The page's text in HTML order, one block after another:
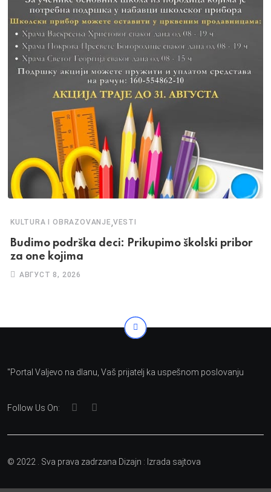
KULTURA I OBRAZOVANJE ,VESTI
Budimo podrška deci: Prikupimo školski pribor
za one kojima
АВГУСТ 8, 2026
"Portal Valjevo na dlanu, Vaš prijatelj ka uspešnom poslovanju
Follow Us On:
© 2022 . Sva prava zadrzana Dizajn : Izrada sajtova